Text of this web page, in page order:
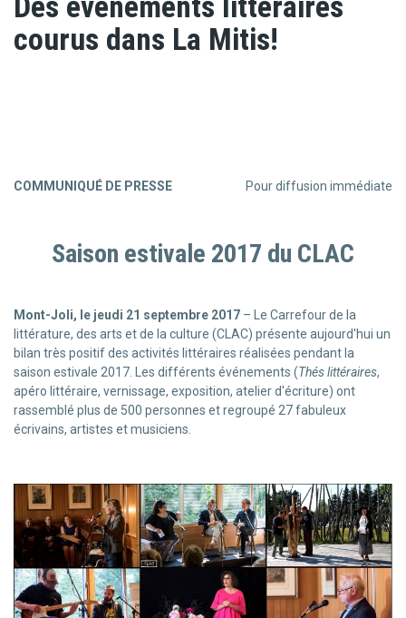
courus dans La Mitis!
COMMUNIQUÉ DE PRESSE Pour diffusion immédiate
Saison estivale 2017 du CLAC
Mont-Joli, le jeudi 21 septembre 2017 – Le Carrefour de la
littérature, des arts et de la culture (CLAC) présente aujourd'hui un
bilan très positif des activités littéraires réalisées pendant la
saison estivale 2017. Les différents événements (Thés littéraires,
apéro littéraire, vernissage, exposition, atelier d'écriture) ont
rassemblé plus de 500 personnes et regroupé 27 fabuleux
écrivains, artistes et musiciens.